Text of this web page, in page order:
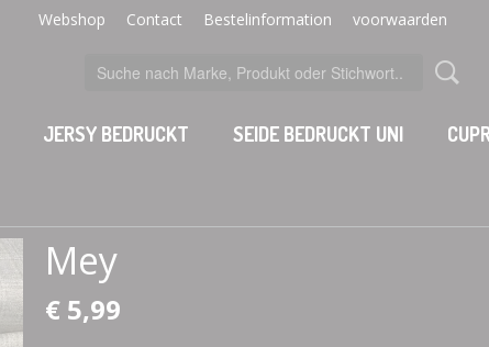
Webshop Contact Bestelinformation voorwaarden
JERSY BEDRUCKT SEIDE BEDRUCKT UNI
Mey
€ 5,99